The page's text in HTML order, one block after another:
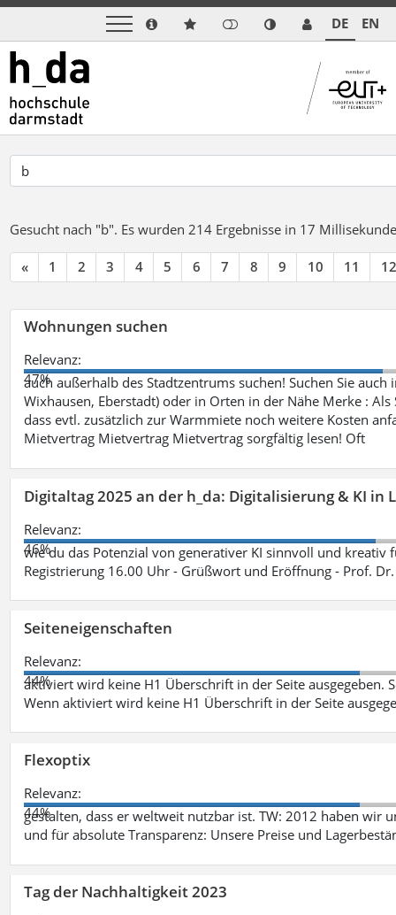
DE EN
Gesucht nach "b". Es wurden 214 Ergebnisse in 17
« 1 2 3 4 5 6 7 8 9 10 11 12
Wohnungen suchen
Relevanz:
47%
auch außerhalb des Stadtzentrums suchen! Suchen Sie
Wixhausen, Eberstadt) oder in Orten in der Nähe Merke :
dass evtl. zusätzlich zur Warmmiete noch weitere Kosten
Mietvertrag Mietvertrag Mietvertrag sorgfältig lesen! Oft
Digitaltag 2025 an der h_da: Digitalisierung & KI in
Relevanz:
46%
wie du das Potenzial von generativer KI sinnvoll und kreativ
Registrierung 16.00 Uhr - Grüßwort und Eröffnung - Prof.
Seiteneigenschaften
Relevanz:
44%
aktiviert wird keine H1 Überschrift in der Seite ausgegeben.
Wenn aktiviert wird keine H1 Überschrift in der Seite
Flexoptix
Relevanz:
44%
gestalten, dass er weltweit nutzbar ist. TW: 2012 haben wir
und für absolute Transparenz: Unsere Preise und
Tag der Nachhaltigkeit 2023